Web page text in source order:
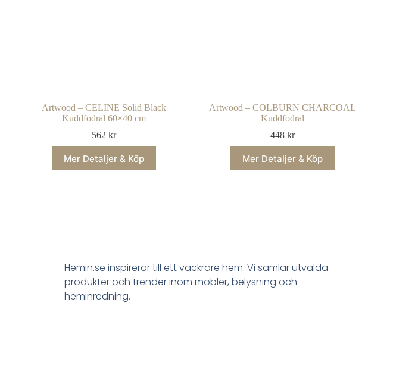
Artwood – CELINE Solid Black
Kuddfodral 60×40 cm
562kr
Mer Detaljer & Köp
Artwood – COLBURN CHARCOAL
Kuddfodral
448kr
Mer Detaljer & Köp
Hemin.se inspirerar till ett vackrare hem. Vi samlar utvalda
produkter och trender inom möbler, belysning och
heminredning.